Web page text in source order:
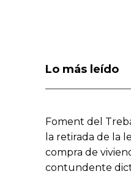
Lo más leído
Foment del
la retirada de la
compra de
contundente